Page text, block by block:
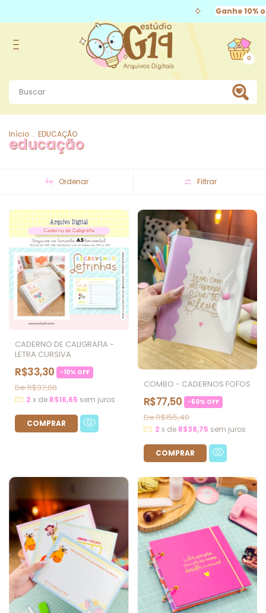
Ganhe 10% off
0
Início . EDUCAÇÃO
educação
Ordenar Filtrar
CADERNO DE CALIGRAFIA -
LETRA CURSIVA
R$33,30 -10% OFF
R$37,00
2 x de R$16,65 sem juros
COMBO - CADERNOS FOFOS
R$77,50 -50% OFF
R$155,40
2 x de R$38,75 sem juros